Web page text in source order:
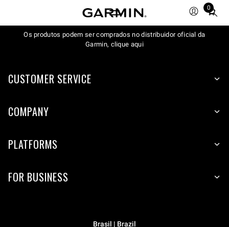
0
Total
items
in
Os produtos podem ser comprados no distribuidor oficial da
Garmin, clique aqui
CUSTOMER SERVICE
COMPANY
PLATFORMS
FOR BUSINESS
Brasil | Brazil